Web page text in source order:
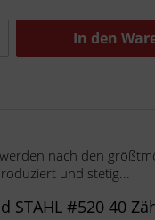
In den
nach den
und stetig...
STAHL #520 40